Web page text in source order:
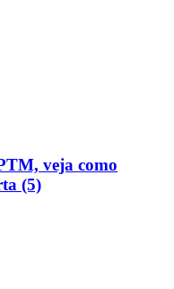
veja como
(5)